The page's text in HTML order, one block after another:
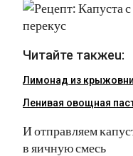
Читайте такжеu:
Лимонад из
Ленивая овощная
И отправляем
в яичную смесь